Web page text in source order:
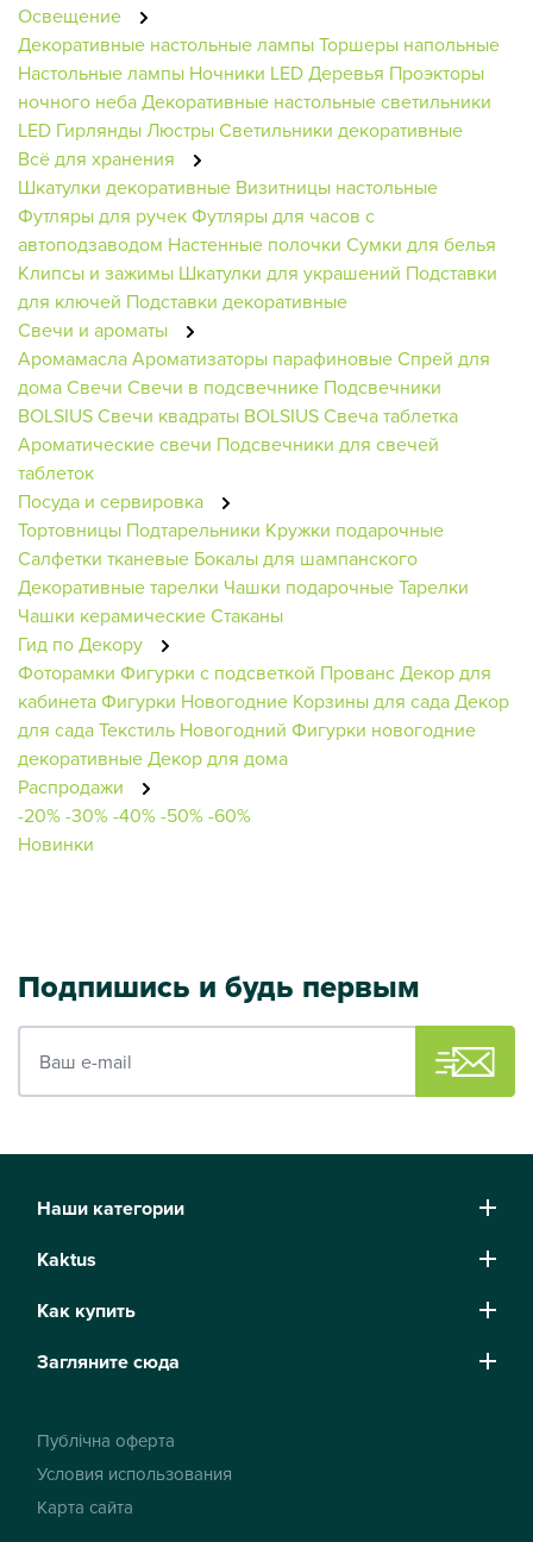
Освещение
Декоративные настольные лампыТоршеры напольные
Настольные лампы Ночники LED Деревья Проэкторы
ночного небаДекоративные настольные светильники
LED ГирляндыЛюстрыСветильники декоративные
Всё для хранения
Шкатулки декоративные Визитницы настольные
Футляры для ручекФутляры для часов с
автоподзаводом Настенные полочки Сумки для белья
Клипсы и зажимы Шкатулки для украшений Подставки
для ключей Подставки декоративные
Свечи и ароматы
АромамаслаАроматизаторы парафиновыеСпрей для
домаСвечи Свечи в подсвечнике Подсвечники
BOLSIUSСвечи квадраты BOLSIUSСвеча таблетка
Ароматические свечи Подсвечники для свечей
таблеток
Посуда и сервировка
Тортовницы Подтарельники Кружки подарочные
Салфетки тканевые Бокалы для шампанского
Декоративные тарелки Чашки подарочныеТарелки
Чашки керамическиеСтаканы
Гид по Декору
Фоторамки Фигурки с подсветкой ПровансДекор для
кабинетаФигурки Новогодние Корзины для садаДекор
для садаТекстиль Новогодний Фигурки новогодние
декоративныеДекор для дома
Распродажи
-20%-30%-40%-50%-60%
Новинки
Подпишись и будь первым
Наши категории
Kaktus
Как купить
Загляните сюда
Публічна оферта
Условия использования
Карта сайта